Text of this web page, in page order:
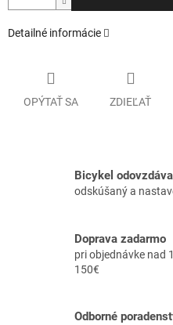
Detailné informácie
OPÝTAŤ SA ZDIEĽAŤ
Bicykel
odskúšaný a
Doprava zadarmo
pri objednávke nad
150€
Odborné